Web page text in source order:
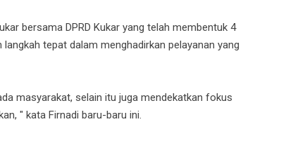
bersama DPRD Kukar yang telah membentuk 4
tepat dalam menghadirkan pelayanan yang
masyarakat, selain itu juga mendekatkan fokus
" kata Firnadi baru-baru ini.